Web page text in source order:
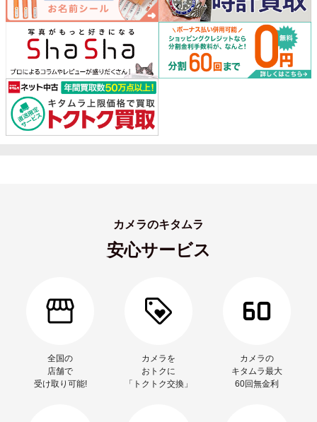
カメラのキタムラ
安心サービス
全国の
店舗で
受け取り可能!
カメラを
おトクに
「トクトク交換」
カメラの
キタムラ最大
60回無金利